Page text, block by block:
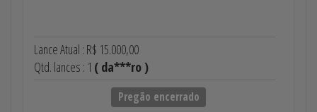
Lance Atual : R$ 15.000,00
Qtd. lances : 1 ( da***ro )
Pregão encerrado